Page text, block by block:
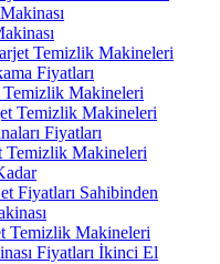
Temizlik Makineleri
Fiyatları
Temizlik Makineleri
Temizlik Makineleri
Fiyatları
Temizlik Makineleri
Fiyatları Sahibinden
Temizlik Makineleri
Fiyatları İkinci El